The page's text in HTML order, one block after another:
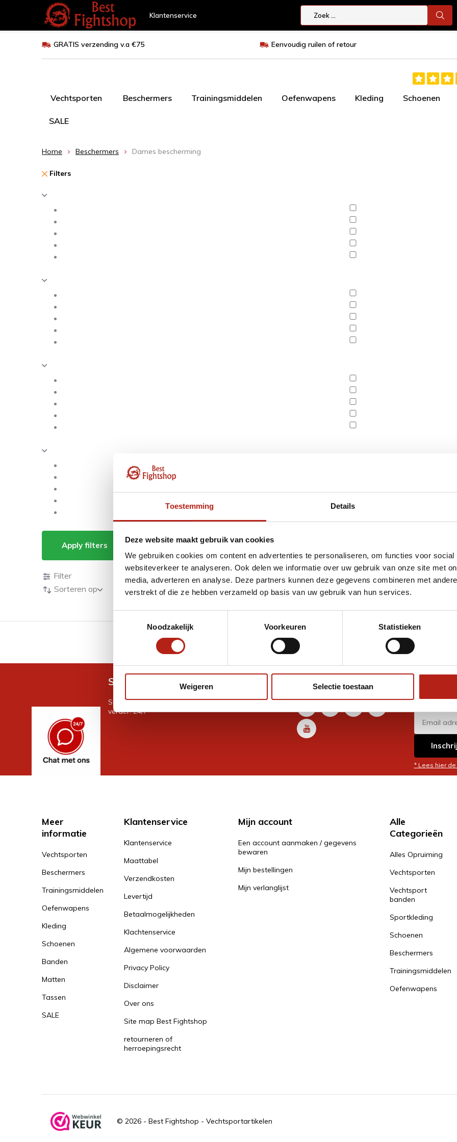
Toestemming Details
Deze website maakt gebruik van cookies
We gebruiken cookies om content en advertenties te personaliseren, om functies voor
websiteverkeer te analyseren. Ook delen we informatie over uw gebruik van onze site met
media, adverteren en analyse. Deze partners kunnen deze gegevens combineren met
verstrekt of die ze hebben verzameld op basis van uw gebruik van hun services.
Noodzakelijk
Voorkeuren Statistieken
Weigeren Selectie toestaan
Klantenservice
GRATIS verzending v.a €75 Eenvoudig ruilen of retour
Vechtsporten Beschermers Trainingsmiddelen Oefenwapens Kleding Schoenen
SALE
Home Beschermers Dames bescherming
Filters
Apply filters Dames bescherming
Producten
Filter
Sorteren op
GRATIS verzending v.a €75 Eenvoudig ruilen of retour
Snel antwoord op je vraag?
Stel je vraag in de chat, en we helpen je graag
verder. 24/7
Volg ons
* Lees hier
Meer
informatie
Vechtsporten
Beschermers
Trainingsmiddelen
Oefenwapens
Kleding
Schoenen
Banden
Matten
Tassen
SALE
Klantenservice
Klantenservice
Maattabel
Verzendkosten
Levertijd
Betaalmogelijkheden
Klachtenservice
Algemene voorwaarden
Privacy Policy
Disclaimer
Over ons
Site map Best Fightshop
retourneren of
herroepingsrecht
Mijn account
Een account aanmaken / gegevens
bewaren
Mijn bestellingen
Mijn verlanglijst
Alle
Categorieën
Alles Opruiming
Vechtsporten
Vechtsport
banden
Sportkleding
Schoenen
Beschermers
Trainingsmiddelen
Oefenwapens
© 2026 - Best Fightshop - Vechtsportartikelen